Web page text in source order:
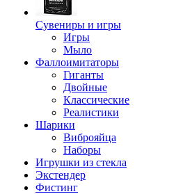
Сувениры и игры
Игры
Мыло
Фаллоимитаторы
Гиганты
Двойные
Классические
Реалистики
Шарики
Виброяйца
Наборы
Игрушки из стекла
Экстендер
Фистинг